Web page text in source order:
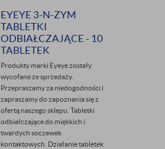
EYEYE 3-N-ZYM
TABLETKI
ODBIAŁCZAJĄCE - 10
TABLETEK
Produkty marki Eyeye zostały
wycofane ze sprzedaży.
Przepraszamy za niedogodności i
zapraszamy do zapoznania się z
ofertą naszego sklepu. Tabletki
odbiałczające do miękkich i
twardych soczewek
kontaktowych. Działanie tabletek